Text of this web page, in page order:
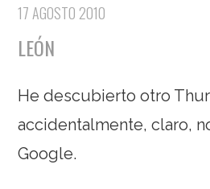
17 AGOSTO 2010
LEÓN
He descubierto otro
accidentalmente, claro,
Google.